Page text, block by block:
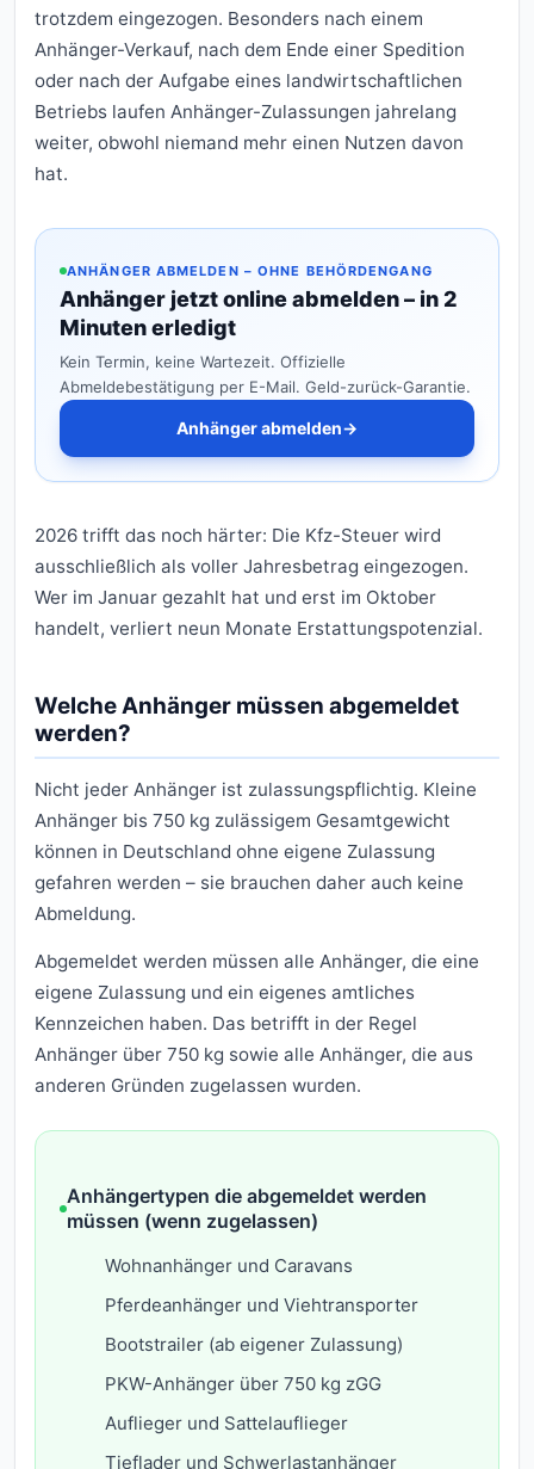
trotzdem eingezogen. Besonders nach einem
Anhänger-Verkauf, nach dem Ende einer Spedition
oder nach der Aufgabe eines landwirtschaftlichen
Betriebs laufen Anhänger-Zulassungen jahrelang
weiter, obwohl niemand mehr einen Nutzen davon
hat.
ANHÄNGER ABMELDEN – OHNE BEHÖRDENGANG
Anhänger jetzt online abmelden – in 2
Minuten erledigt
Kein Termin, keine Wartezeit. Offizielle
Abmeldebestätigung per E-Mail. Geld-zurück-Garantie.
Anhänger abmelden→
2026 trifft das noch härter: Die Kfz-Steuer wird
ausschließlich als voller Jahresbetrag eingezogen.
Wer im Januar gezahlt hat und erst im Oktober
handelt, verliert neun Monate Erstattungspotenzial.
Welche Anhänger müssen abgemeldet
werden?
Nicht jeder Anhänger ist zulassungspflichtig. Kleine
Anhänger bis 750 kg zulässigem Gesamtgewicht
können in Deutschland ohne eigene Zulassung
gefahren werden – sie brauchen daher auch keine
Abmeldung.
Abgemeldet werden müssen alle Anhänger, die eine
eigene Zulassung und ein eigenes amtliches
Kennzeichen haben. Das betrifft in der Regel
Anhänger über 750 kg sowie alle Anhänger, die aus
anderen Gründen zugelassen wurden.
Anhängertypen die abgemeldet werden
müssen (wenn zugelassen)
Wohnanhänger und Caravans
Pferdeanhänger und Viehtransporter
Bootstrailer (ab eigener Zulassung)
PKW-Anhänger über 750 kg zGG
Auflieger und Sattelauflieger
Tieflader und Schwerlastanhänger